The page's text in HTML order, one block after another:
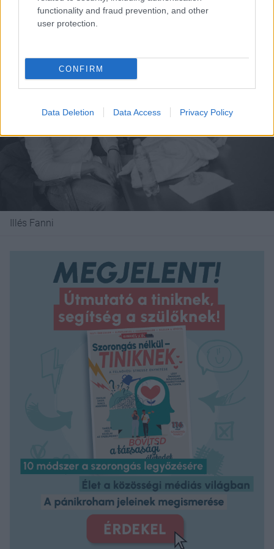
functionality and fraud prevention, and other
user protection.
CONFIRM
Data Deletion Data Access Privacy Policy
látni. Ez ilyen - állítólag…
Illés Fanni